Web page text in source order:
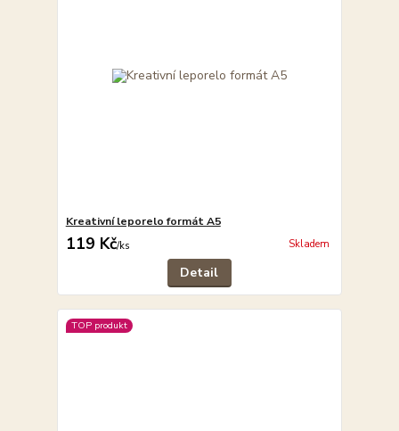
Kreativní leporelo formát A5
119 Kč/ks Skladem
Detail
TOP produkt